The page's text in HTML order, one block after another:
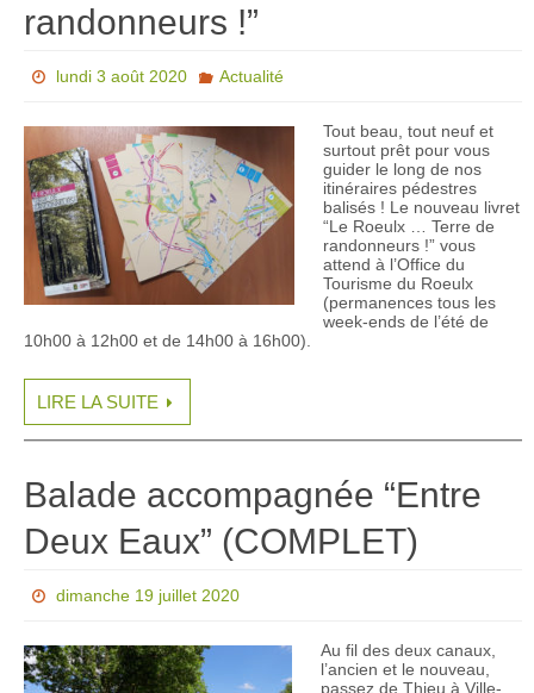
randonneurs !”
lundi 3 août 2020 Actualité
Tout beau, tout neuf et
surtout prêt pour vous
guider le long de nos
itinéraires pédestres
balisés ! Le nouveau livret
“Le Roeulx … Terre de
randonneurs !” vous
attend à l’Office du
Tourisme du Roeulx
(permanences tous les
week-ends de l’été de
10h00 à 12h00 et de 14h00 à 16h00).
LIRE LA SUITE
Balade accompagnée “Entre
Deux Eaux” (COMPLET)
dimanche 19 juillet 2020
Au fil des deux canaux,
l’ancien et le nouveau,
passez de Thieu à Ville-